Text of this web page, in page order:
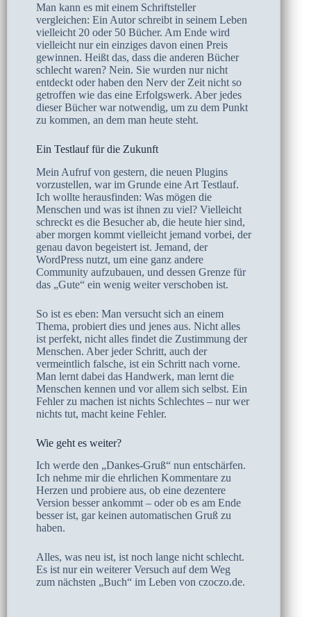
Man kann es mit einem Schriftsteller
vergleichen: Ein Autor schreibt in seinem Leben
vielleicht 20 oder 50 Bücher. Am Ende wird
vielleicht nur ein einziges davon einen Preis
gewinnen. Heißt das, dass die anderen Bücher
schlecht waren? Nein. Sie wurden nur nicht
entdeckt oder haben den Nerv der Zeit nicht so
getroffen wie das eine Erfolgswerk. Aber jedes
dieser Bücher war notwendig, um zu dem Punkt
zu kommen, an dem man heute steht.
Ein Testlauf für die Zukunft
Mein Aufruf von gestern, die neuen Plugins
vorzustellen, war im Grunde eine Art Testlauf.
Ich wollte herausfinden: Was mögen die
Menschen und was ist ihnen zu viel? Vielleicht
schreckt es die Besucher ab, die heute hier sind,
aber morgen kommt vielleicht jemand vorbei, der
genau davon begeistert ist. Jemand, der
WordPress nutzt, um eine ganz andere
Community aufzubauen, und dessen Grenze für
das „Gute“ ein wenig weiter verschoben ist.
So ist es eben: Man versucht sich an einem
Thema, probiert dies und jenes aus. Nicht alles
ist perfekt, nicht alles findet die Zustimmung der
Menschen. Aber jeder Schritt, auch der
vermeintlich falsche, ist ein Schritt nach vorne.
Man lernt dabei das Handwerk, man lernt die
Menschen kennen und vor allem sich selbst. Ein
Fehler zu machen ist nichts Schlechtes – nur wer
nichts tut, macht keine Fehler.
Wie geht es weiter?
Ich werde den „Dankes-Gruß“ nun entschärfen.
Ich nehme mir die ehrlichen Kommentare zu
Herzen und probiere aus, ob eine dezentere
Version besser ankommt – oder ob es am Ende
besser ist, gar keinen automatischen Gruß zu
haben.
Alles, was neu ist, ist noch lange nicht schlecht.
Es ist nur ein weiterer Versuch auf dem Weg
zum nächsten „Buch“ im Leben von czoczo.de.